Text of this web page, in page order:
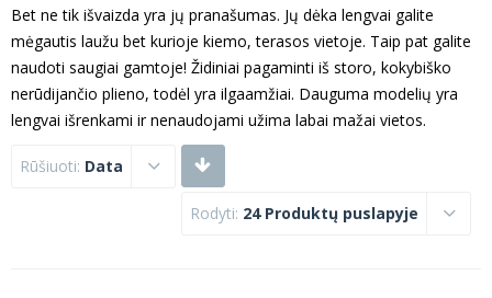
Bet ne tik išvaizda yra jų pranašumas. Jų dėka lengvai galite
mėgautis laužu bet kurioje kiemo, terasos vietoje. Taip pat galite
naudoti saugiai gamtoje! Židiniai pagaminti iš storo, kokybiško
nerūdijančio plieno, todėl yra ilgaamžiai. Dauguma modelių yra
lengvai išrenkami ir nenaudojami užima labai mažai vietos.
Rūšiuoti: Data
Rodyti: 24 Produktų puslapyje